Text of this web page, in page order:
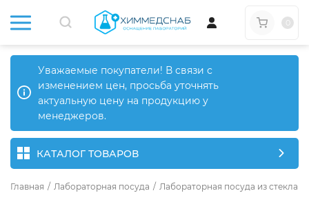
Уважаемые покупатели! В связи с
изменением цен, просьба уточнять
актуальную цену на продукцию у
менеджеров.
КАТАЛОГ ТОВАРОВ
Главная / Лабораторная посуда / Лабораторная посуда из стекла